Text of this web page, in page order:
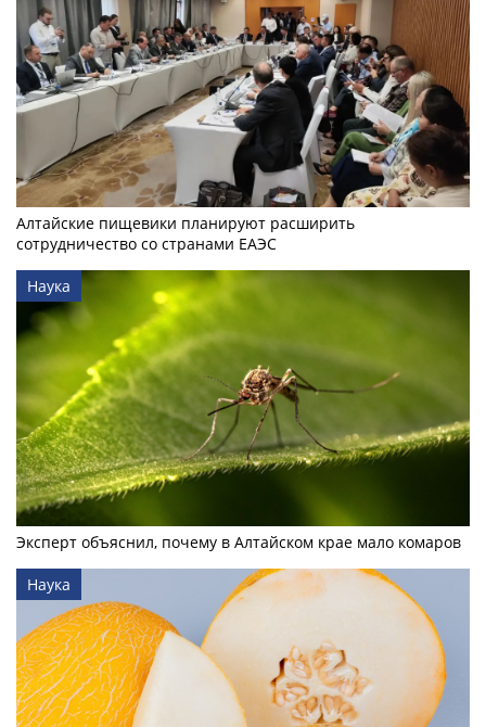
Алтайские пищевики планируют расширить
сотрудничество со странами ЕАЭС
Наука
Эксперт объяснил, почему в Алтайском крае мало комаров
Наука